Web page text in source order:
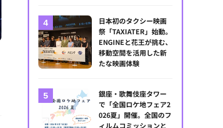
日本初のタクシー映画
祭「TAXIATER」始動。
ENGINEと花王が挑む、
移動空間を活用した新
たな映画体験
銀座・歌舞伎座タワー
で「全国ロケ地フェア2
026夏」開催。全国のフ
ィルムコミッションと